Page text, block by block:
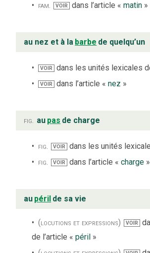
fam. VOIR dans l’article « matin»
au nez et à la barbe de quelqu’un
VOIR dans les unités lexicales
VOIR dans l’article «nez »
fig. au pas de charge
fig. VOIR dans les unités
fig.
VOIR dans l’article « charge»
au péril de sa vie
(locutions et expressions) VOIR
de l’article « péril »